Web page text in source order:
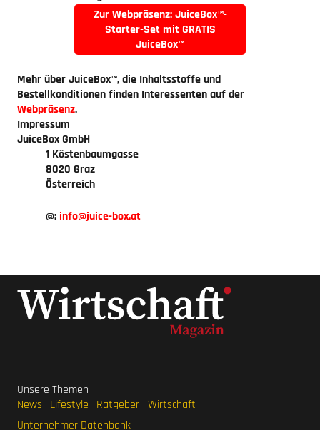
Zur Webpräsenz: JuiceBox™-
Starter-Set mit GRATIS
JuiceBox™
Mehr über JuiceBox™, die Inhaltsstoffe und
Bestellkonditionen finden Interessenten auf der
Webpräsenz.
Impressum
JuiceBox GmbH
1 Köstenbaumgasse
8020 Graz
Österreich
@: info juice-box.at
Unsere Themen
News
Lifestyle Ratgeber Wirtschaft
Unternehmer Datenbank